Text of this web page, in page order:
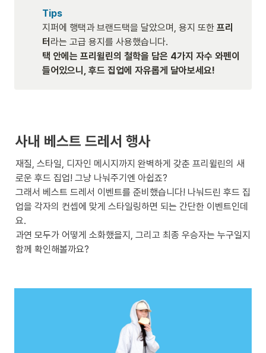
Tips
지퍼에 행택과 브랜드택을 달았으며, 용지 또한 프리
터
택 안에는 프리윌린의 철학을 담은 4가지 자수 와펜이
들어있으니, 후드 집업에 자유롭게 달아보세요!
사내 베스트 드레서 행사
재질, 스타일, 디자인 메시지까지 완벽하게 갖춘 프리윌린의 새
로운 후드 집업! 그냥 나눠주기엔 아쉽죠?
그래서 베스트 드레서 이벤트를 준비했습니다! 나눠드린 후드 집
업을 각자의 컨셉에 맞게 스타일링하면 되는 간단한 이벤트인데
요.
과연 모두가 어떻게 소화했을지, 그리고 최종 우승자는 누구일지
함께 확인해볼까요?